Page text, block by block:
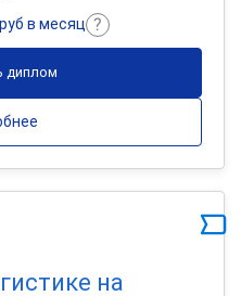
в месяц
диплом
на